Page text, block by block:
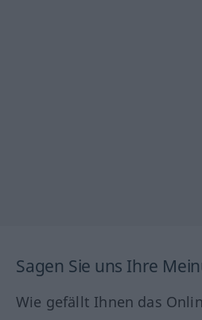
Sagen Sie uns Ihre
Wie gefällt Ihnen das